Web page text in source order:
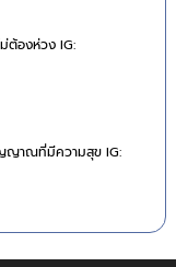
ต้องห่วง IG:
ญาณที่มีความสุข IG: